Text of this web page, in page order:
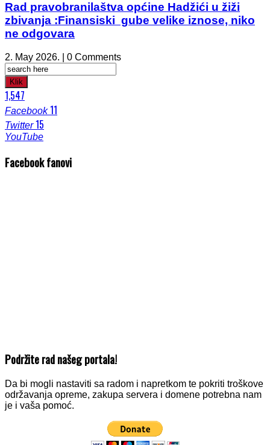
Rad pravobranilaštva općine Hadžići u žiži
zbivanja :Finansiski gube velike iznose, niko
ne odgovara
2. May 2026. | 0 Comments
Klik
1,547
Facebook 11
Twitter 15
YouTube
Facebook fanovi
Podržite rad našeg portala!
Da bi mogli nastaviti sa radom i napretkom te pokriti troškove
održavanja opreme, zakupa servera i domene potrebna nam
je i vaša pomoć.